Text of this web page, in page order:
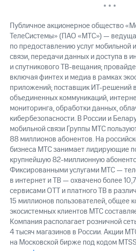
* * *
Публичное акционерное общество
ТелеСистемы» (ПАО «МТС») —
по предоставлению услуг мобильной
связи, передачи данных и доступа в
и спутникового ТВ-вещания;
включая финтех и медиа в рамках
приложений; поставщик ИТ-решений
объединенных коммуникаций,
мониторинга, обработки данных,
кибербезопасности. В России и
мобильной связи Группы МТС
88 миллионов абонентов. На
бизнеса МТС занимает лидирующие
крупнейшую 82-миллионную
Фиксированными услугами МТС —
в интернет и ТВ — охвачено более
сервисами OTT и платного ТВ в
15 миллионов пользователей, общее
экосистемных клиентов МТС
Компания располагает розничной
4 тысяч магазинов в России. Акции
на Московской бирже под кодом